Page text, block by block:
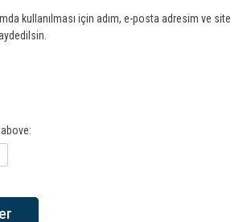
kullanılması için adım, e-posta adresim ve site